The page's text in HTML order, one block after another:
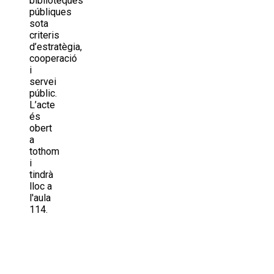
públiques
sota
criteris
d’estratègia,
cooperació
i
servei
públic.
L’acte
és
obert
a
tothom
i
tindrà
lloc a
l'aula
114.